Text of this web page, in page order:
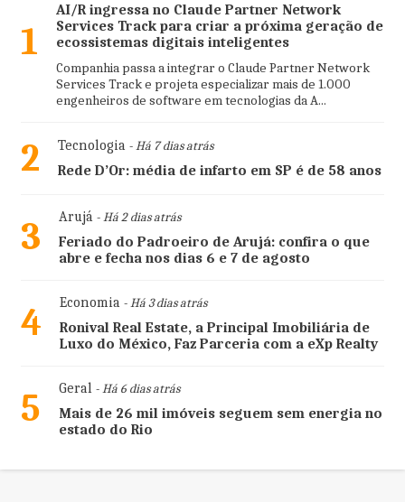
1
AI/R ingressa no Claude Partner Network
Services Track para criar a próxima geração de
ecossistemas digitais inteligentes
Companhia passa a integrar o Claude Partner Network
Services Track e projeta especializar mais de 1.000
engenheiros de software em tecnologias da A...
2 Tecnologia- Há 7 dias atrás
Rede D’Or: média de infarto em SP é de 58 anos
3 Arujá- Há 2 dias atrás
Feriado do Padroeiro de Arujá: confira o que
abre e fecha nos dias 6 e 7 de agosto
4 Economia- Há 3 dias atrás
Ronival Real Estate, a Principal Imobiliária de
Luxo do México, Faz Parceria com a eXp Realty
5 Geral- Há 6 dias atrás
Mais de 26 mil imóveis seguem sem energia no
estado do Rio